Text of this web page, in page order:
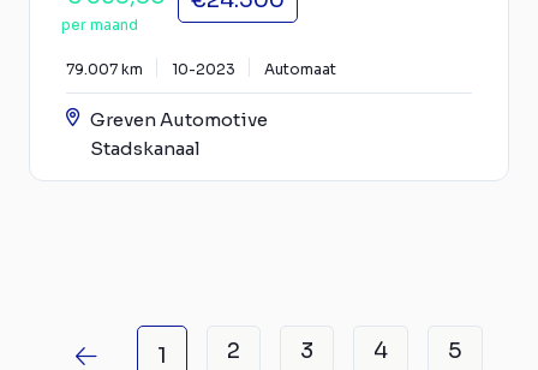
per maand
79.007 km 10-2023 Automaat
Greven Automotive
Stadskanaal
1 2 3 4 5